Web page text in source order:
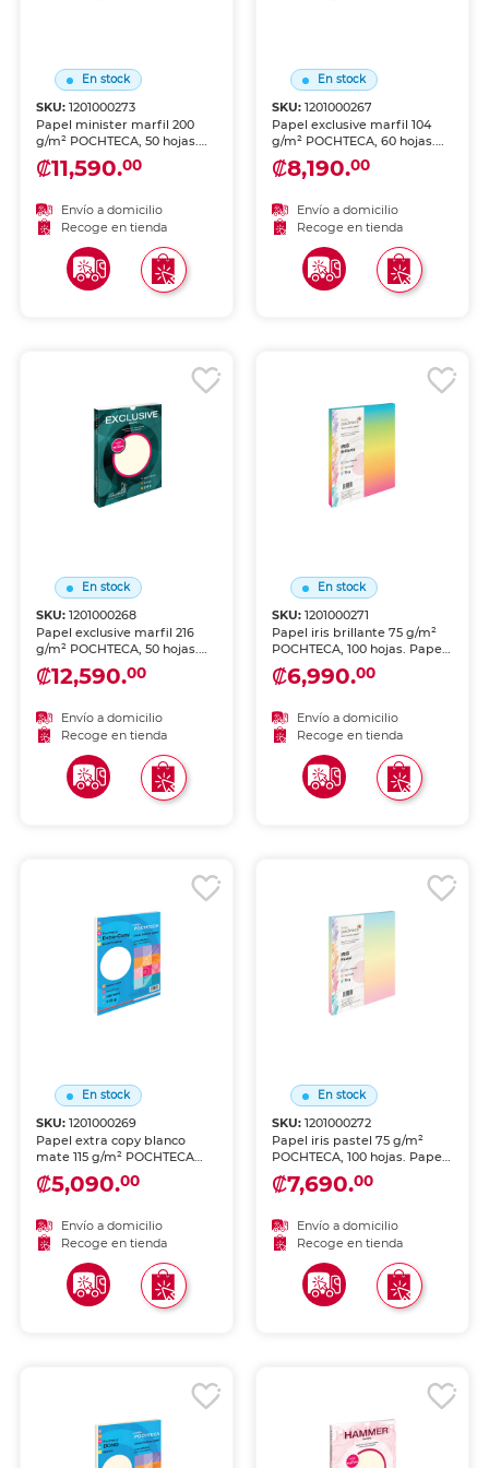
En stock
SKU:1201000273
Papel minister marfil 200
g/m² POCHTECA, 50 hojas.
Acabado premium para
correspondencia elegante,
invitaciones y documentos
formales de presentación
distinguida.
₡11,590.00
Envío a domicilio
Recoge en tienda
En stock
SKU: 1201000267
Papel exclusive marfil 104
g/m² POCHTECA, 60 hojas.
Acabado premium para
correspondencia elegante,
invitaciones y documentos
formales de presentación
distinguida.
₡8,190.00
Envío a domicilio
Recoge en tienda
En stock
SKU:1201000268
Papel exclusive marfil 216
g/m² POCHTECA, 50 hojas.
Extra gramaje para
correspondencia de lujo,
documentos de
presentación distinguida.
₡12,590.00
Envío a domicilio
Recoge en tienda
En stock
SKU: 1201000271
Papel iris brillante 75 g/m²
POCHTECA, 100 hojas. Papel
multicolor brillante para
impresiones coloridas,
creativos. Colores vibrantes
e intensos.
₡6,990.00
Envío a domicilio
Recoge en tienda
En stock
SKU:1201000269
Papel extra copy blanco
mate 115 g/m² POCHTECA
tamaño carta, 100 hojas.
Mayor gramaje para
presentaciones y
documentos de alto
impacto. Excelente
opacidad y blancura.
₡5,090.00
Envío a domicilio
Recoge en tienda
En stock
SKU: 1201000272
Papel iris pastel 75 g/m²
POCHTECA, 100 hojas. Papel
multicolor pastel para
impresiones suaves,
creativos. Colores suaves y
delicados.
₡7,690.00
Envío a domicilio
Recoge en tienda